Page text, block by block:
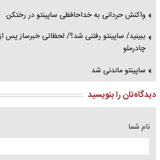
واکنش حردانی به خداحافظی ساپینتو در رختکن
ببینید/ ساپینتو رفتنی شد؟/ لحظاتی خبرساز پس
چادرملو
ساپینتو ماندنی شد
دیدگاه‌تان را بنویسید
نام شما